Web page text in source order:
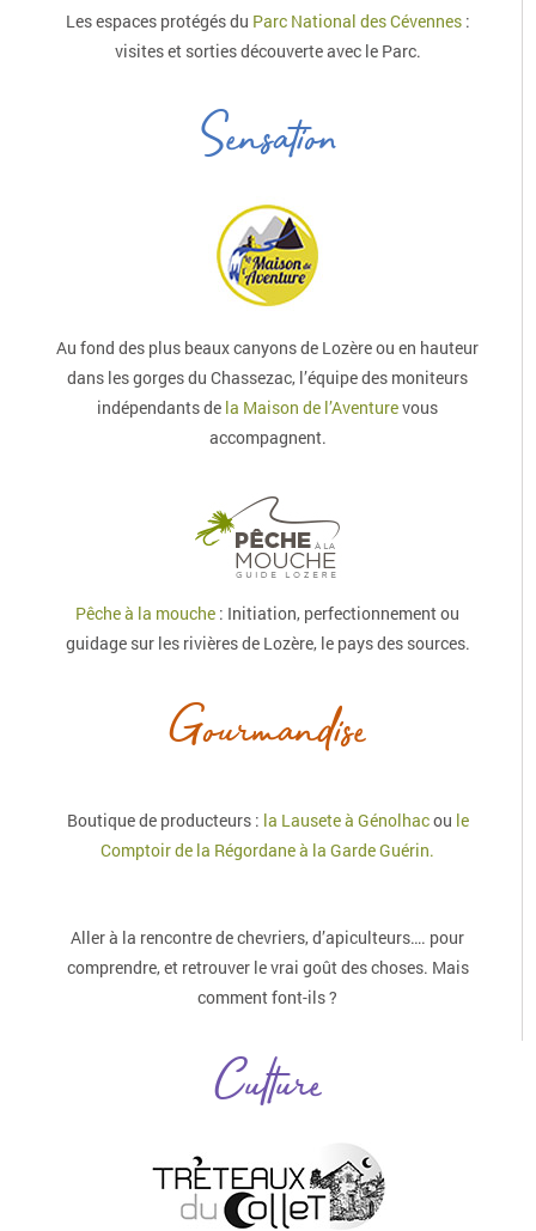
Les espaces protégés du Parc National des Cévennes:
visites et sorties découverte avec le Parc.
Sensation
Au fond des plus beaux canyons de Lozère ou en hauteur
dans les gorges du Chassezac, l’équipe des moniteurs
indépendants de la Maison de l’Aventurevous
accompagnent.
Pêche à la mouche : Initiation, perfectionnement ou
guidage sur les rivières de Lozère, le pays des sources.
Gourmandise
Boutique de producteurs : la Lausete à Génolhacou le
Comptoir de la Régordane à la Garde Guérin.
Aller à la rencontre de chevriers, d’apiculteurs…. pour
comprendre, et retrouver le vrai goût des choses. Mais
comment font-ils ?
Culture